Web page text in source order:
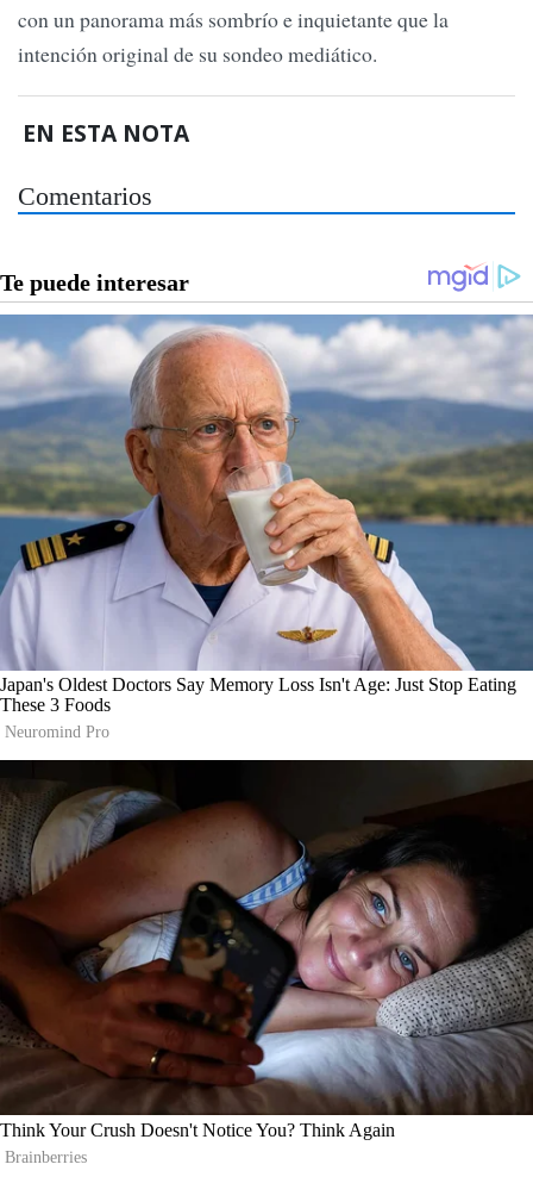
con un panorama más sombrío e inquietante que la
intención original de su sondeo mediático.
EN ESTA NOTA
Comentarios